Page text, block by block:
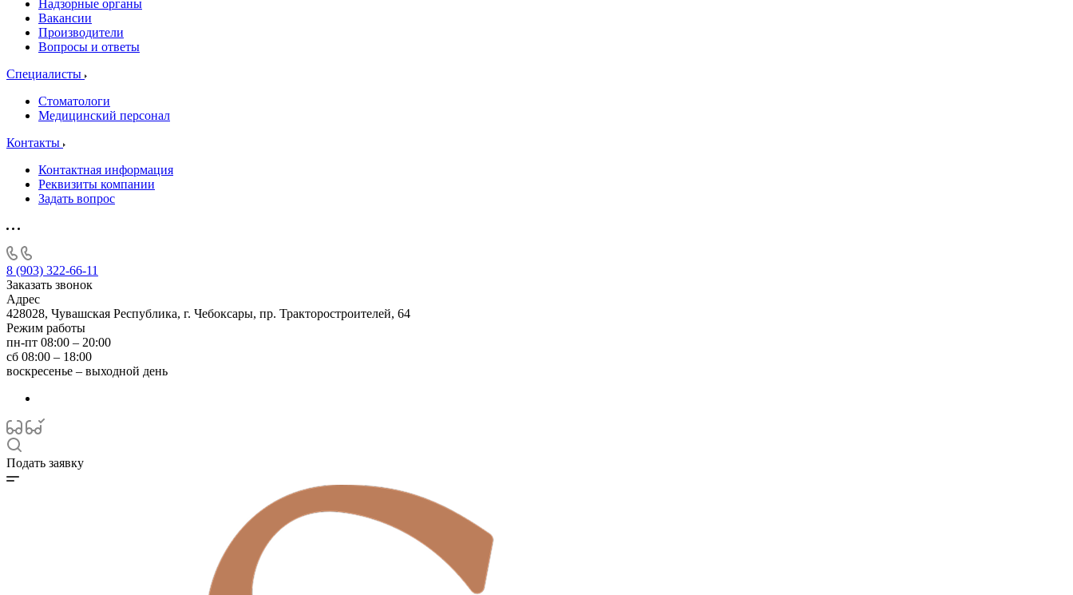
Надзорные органы
Вакансии
Производители
Вопросы и ответы
Специалисты
Стоматологи
Медицинский персонал
Контакты
Контактная информация
Реквизиты компании
Задать вопрос
8 (903) 322-66-11
Заказать звонок
Адрес
428028, Чувашская Республика, г. Чебоксары, пр. Тракторостроителей, 64
Режим работы
пн-пт 08:00 – 20:00
сб 08:00 – 18:00
воскресенье – выходной день
Подать заявку